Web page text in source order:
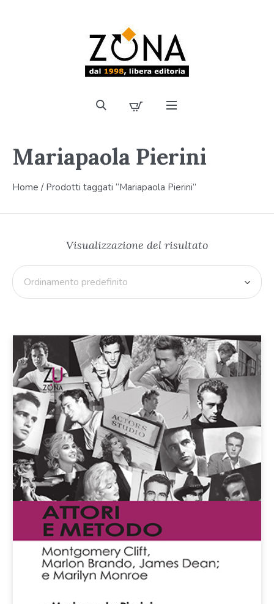
Mariapaola Pierini
Home / Prodotti taggati “Mariapaola Pierini”
Visualizzazione del risultato